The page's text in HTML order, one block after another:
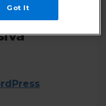
Got It